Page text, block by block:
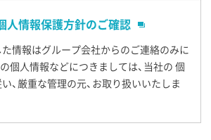
人情報保護方針のご確認
情報はグループ会社からのご連絡のみに
個人情報などにつきましては、当社の 個
、厳重な管理の元、お取り扱いいたしま